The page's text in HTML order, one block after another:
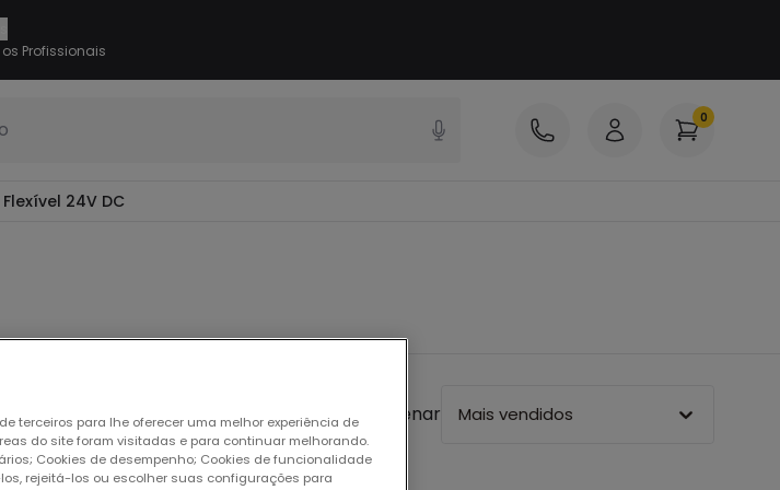
Profissionais
0
24V DC
Ordenar Mais vendidos
terceiros para lhe oferecer uma melhor experiência de
do site foram visitadas e para continuar melhorando.
Cookies de desempenho; Cookies de funcionalidade
rejeitá-los ou escolher suas configurações para